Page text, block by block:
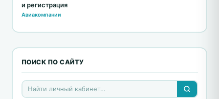
и регистрация
Авиакомпании
ПОИСК ПО САЙТУ